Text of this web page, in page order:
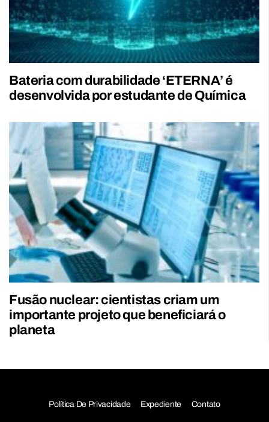
Bateria com durabilidade ‘ETERNA’ é
desenvolvida por estudante de Química
Fusão nuclear: cientistas criam um
importante projeto que beneficiará o
planeta
Política De Privacidade Expediente Contato